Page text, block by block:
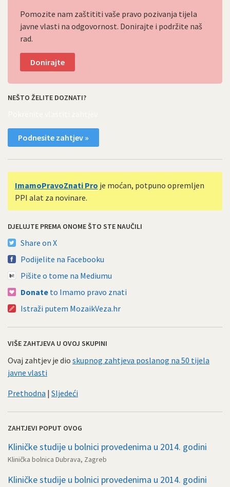
Pomozite nam zaštititi vaše pravo pozivanja tijela
javne vlasti na odgovornost. Donirajte i podržite naš
rad.
Donirajte
NEŠTO ŽELITE DOZNATI?
Podnesite zahtjev »
ImamoPravoZnati Pro je moćan, potpuno opremljen
PPI alat za novinare.
DJELUJTE PREMA ONOME ŠTO STE NAUČILI
Share on X
Podijelite na Facebooku
Pišite o tome na Mediumu
Donate to Imamo pravo znati
Istraži putem MozaikVeza.hr
VIŠE ZAHTJEVA U OVOJ SKUPINI
Ovaj zahtjev je dio skupnog zahtjeva poslanog na 50 tijela
javne vlasti
Prethodna | Sljedeći
ZAHTJEVI POPUT OVOG
Kliničke studije u bolnici provedenima u 2014. godini
Klinička bolnica Dubrava, Zagreb
Kliničke studije u bolnici provedenima u 2014. godini